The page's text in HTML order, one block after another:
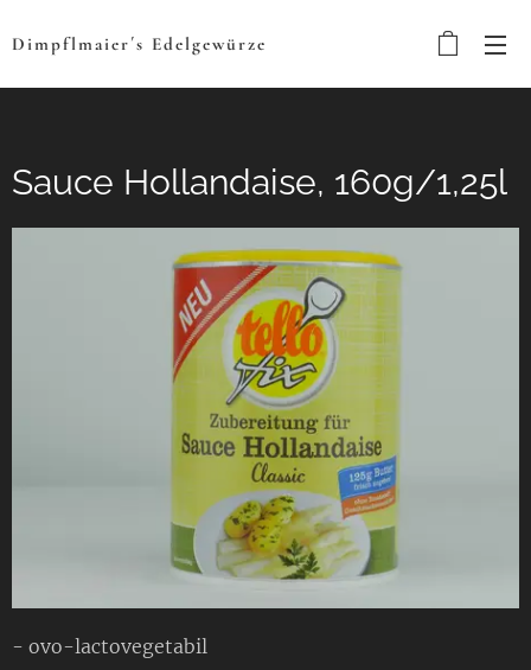
Dimpflmaier´s Edelgewürze
Sauce Hollandaise, 160g/1,25l
- ovo-lactovegetabil